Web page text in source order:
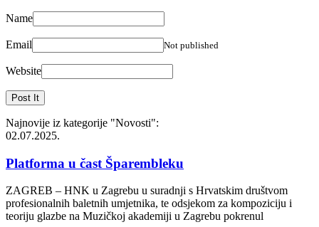
Name
Email Not published
Website
Najnovije iz kategorije "Novosti":
02.07.2025.
Platforma u čast Šparembleku
ZAGREB – HNK u Zagrebu u suradnji s Hrvatskim društvom
profesionalnih baletnih umjetnika, te odsjekom za kompoziciju i
teoriju glazbe na Muzičkoj akademiji u Zagrebu pokrenul